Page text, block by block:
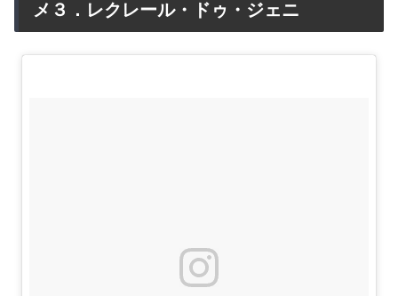
メ３．レクレール・ドゥ・ジェニ